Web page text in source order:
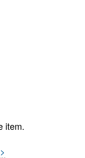
item.